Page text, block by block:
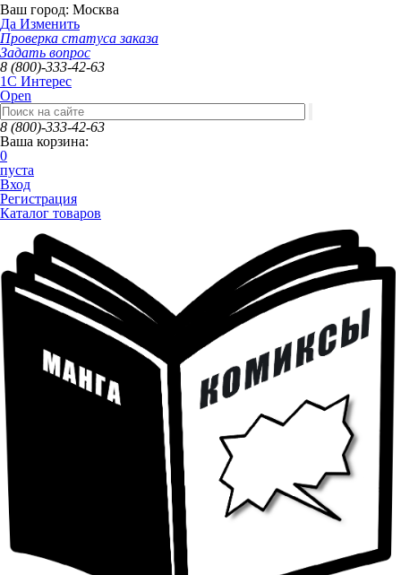
Ваш город: Москва
Да Изменить
Проверка статуса заказа
Задать вопрос
8 (800)-333-42-63
1C Интерес
Open
8 (800)-333-42-63
Ваша корзина:
0
пуста
Вход
Регистрация
Каталог товаров